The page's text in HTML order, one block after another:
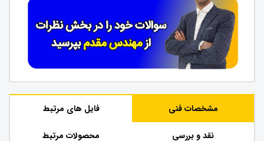
مشخصات فنی فایل های مرتبط
نقد و بررسی محصولات مرتبط